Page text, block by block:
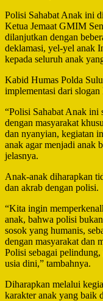
Polisi Sahabat Anak ini
Ketua Jemaat GMIM
dilanjutkan dengan
deklamasi, yel-yel anak
kepada seluruh anak
Kabid Humas Polda
implementasi dari
“Polisi Sahabat Anak ini
dengan masyarakat
dan nyanyian, kegiatan
anak agar menjadi anak
jelasnya.
Anak-anak diharapkan
dan akrab dengan polisi.
“Kita ingin
anak, bahwa polisi
sosok yang humanis,
dengan masyarakat dan
Polisi sebagai
usia dini,” tambahnya.
Diharapkan melalui
karakter anak yang baik